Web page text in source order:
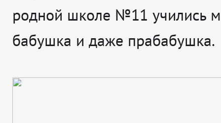
родной школе №11 учились
бабушка и даже прабабушка.